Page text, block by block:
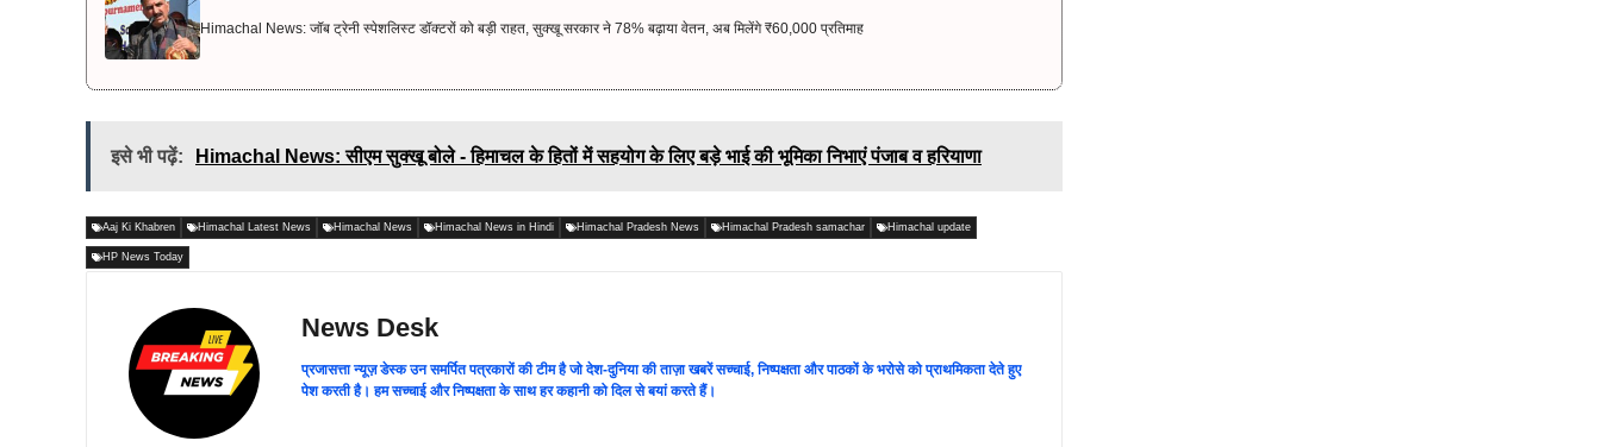
Himachal News: जॉब ट्रेनी स्पेशलिस्ट डॉक्टरों को बड़ी राहत, सुक्खू सरकार ने 78% बढ़ाया वेतन, अब मिलेंगे ₹60,000 प्रतिमाह
इसे भी पढ़ें: Himachal News: सीएम सुक्खू बोले - हिमाचल के हितों में सहयोग के लिए बड़े भाई की भूमिका निभाएं पंजाब व हरियाणा
Aaj Ki Khabren Himachal Latest News Himachal News Himachal News in Hindi Himachal Pradesh News Himachal Pradesh samachar Himachal update
HP News Today
News Desk
प्रजासत्ता न्यूज़ डेस्क उन समर्पित पत्रकारों की टीम है जो देश-दुनिया की ताज़ा खबरें सच्चाई, निष्पक्षता और पाठकों के भरोसे को प्राथमिकता देते हुए
पेश करती है। हम सच्चाई और निष्पक्षता के साथ हर कहानी को दिल से बयां करते हैं।